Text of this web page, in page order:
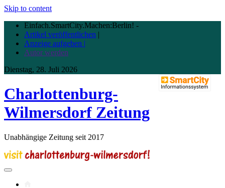
Skip to content
Einfach.SmartCity.Machen:Berlin! -
Artikel veröffentlichen |
Anzeige aufgeben |
Autor werden
Dienstag, 28. Juli 2026
Charlottenburg-
Wilmersdorf Zeitung
Unabhängige Zeitung seit 2017